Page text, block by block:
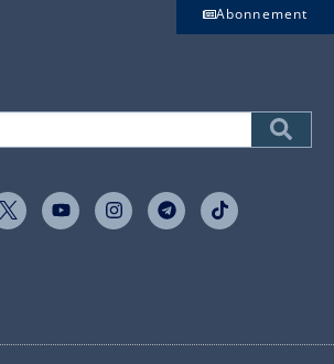
Abonnement